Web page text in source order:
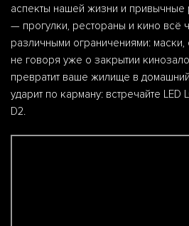
аспекты нашей жизни и привычные
— прогулки, рестораны и кино всё
различными ограничениями: маски,
не говоря уже о закрытии
превратит ваше жилище в
ударит по карману: встречайте LED
D2.